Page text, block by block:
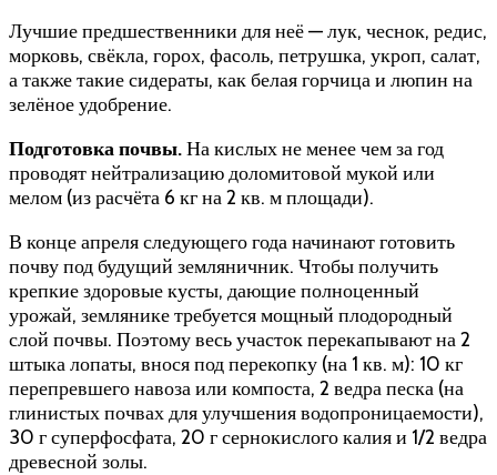
Лучшие предшественники для неё — лук, чеснок, редис,
морковь, свёкла, горох, фасоль, петрушка, укроп, салат,
а также такие сидераты, как белая горчица и люпин на
зелёное удобрение.
Подготовка почвы.На кислых не менее чем за год
проводят нейтрализацию доломитовой мукой или
мелом (из расчёта 6 кг на 2 кв. м площади).
В конце апреля следующего года начинают готовить
почву под будущий земляничник. Чтобы получить
крепкие здоровые кусты, дающие полноценный
урожай, землянике требуется мощный плодородный
слой почвы. Поэтому весь участок перекапывают на 2
штыка лопаты, внося под перекопку (на 1 кв. м): 10 кг
перепревшего навоза или компоста, 2 ведра песка (на
глинистых почвах для улучшения водопроницаемости),
30 г суперфосфата, 20 г сернокислого калия и 1/2 ведра
древесной золы.